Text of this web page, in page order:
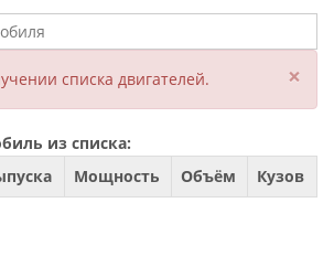
списка двигателей. ×
из списка:
Мощность Объём Кузов